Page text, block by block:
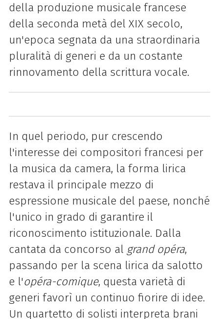
della produzione musicale francese
della seconda metà del XIX secolo,
un'epoca segnata da una straordinaria
pluralità di generi e da un costante
rinnovamento della scrittura vocale.
In quel periodo, pur crescendo
l'interesse dei compositori francesi per
la musica da camera, la forma lirica
restava il principale mezzo di
espressione musicale del paese, nonché
l'unico in grado di garantire il
riconoscimento istituzionale. Dalla
cantata da concorso al grand opéra,
passando per la scena lirica da salotto
e l'opéra-comique, questa varietà di
generi favorì un continuo fiorire di idee.
Un quartetto di solisti interpreta brani